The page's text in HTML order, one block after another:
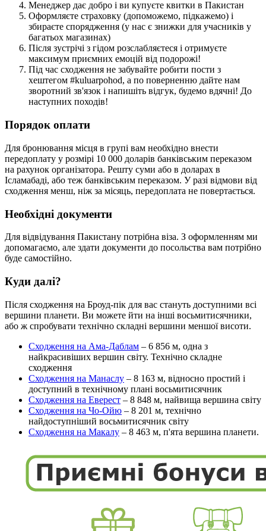
Менеджер дає добро і ви купуєте квитки в Пакистан
Оформляєте страховку (допоможемо, підкажемо) і
збираєте спорядження (у нас є знижки для учасників у
багатьох магазинах)
Після зустрічі з гідом розслабляєтеся і отримуєте
максимум приємних емоцій від подорожі!
Під час сходження не забувайте робити пости з
хештегом #kuluarpohod, а по поверненню дайте нам
зворотний зв'язок і напишіть відгук, будемо вдячні! До
наступних походів!
Порядок оплати
Для бронювання місця в групі вам необхідно внести
передоплату у розмірі 10 000 доларів банківським переказом
на рахунок організатора. Решту суми або в доларах в
Ісламабаді, або теж банківським переказом. У разі відмови від
сходження менш, ніж за місяць, передоплата не повертається.
Необхідні документи
Для відвідування Пакистану потрібна віза. З оформленням ми
допомагаємо, але здати документи до посольства вам потрібно
буде самостійно.
Куди далі?
Після сходження на Броуд-пік для вас стануть доступними всі
вершини планети. Ви можете йти на інші восьмитисячники,
або ж спробувати технічно складні вершини меншої висоти.
Сходження на Ама-Даблам – 6 856 м, одна з
найкрасивіших вершин світу. Технічно складне
сходження
Сходження на Манаслу – 8 163 м, відносно простий і
доступний в технічному плані восьмитисячник
Сходження на Еверест – 8 848 м, найвища вершина світу
Сходження на Чо-Ойю – 8 201 м, технічно
найдоступніший восьмитисячник світу
Сходження на Макалу – 8 463 м, п'ята вершина планети.